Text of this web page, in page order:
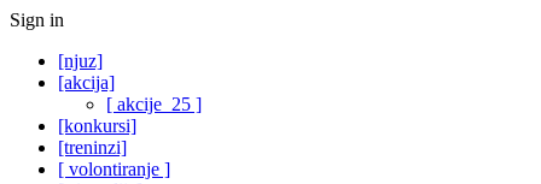
Sign in
[njuz]
[akcija]
[ akcije_25 ]
[konkursi]
[treninzi]
[ volontiranje ]